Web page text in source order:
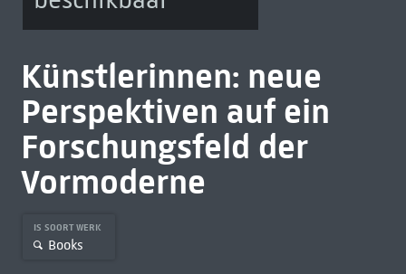
Künstlerinnen: neue
Perspektiven auf ein
Forschungsfeld der
Vormoderne
IS SOORT WERK
Books